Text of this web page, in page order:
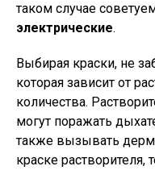
таком случае
электрические.
Выбирая краски, не
которая зависит от
количества.
могут поражать
также вызывать
краске растворителя,